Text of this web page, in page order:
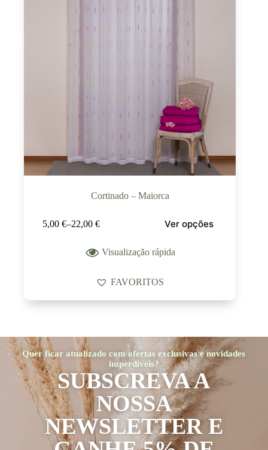
Cortinado – Maiorca
5,00 €–22,00 € Ver opções
Visualização rápida
FAVORITOS
Quer ficar atualizado com ofertas exclusivas e novidades
imperdíveis?
SUBSCREVA A
NOSSA
NEWSLETTER E